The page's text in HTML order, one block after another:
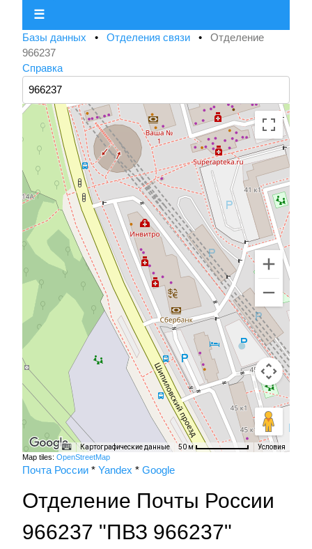
☰
Базы данных • Отделения связи • Отделение
966237
Справка
Картографические данные 50 м Условия
Map tiles: OpenStreetMap
Почта России * Yandex * Google
Отделение Почты России
966237 "ПВЗ 966237"